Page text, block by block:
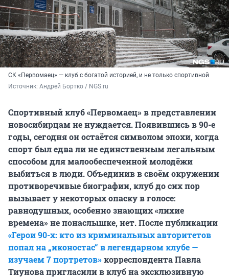
СК «Первомаец» — клуб с богатой историей, и не только спортивной
Источник: Андрей Бортко / NGS.ru
Спортивный клуб «Первомаец» в представлении
новосибирцам не нуждается. Появившись в 90-е
годы, сегодня он остаётся символом эпохи, когда
спорт был едва ли не единственным легальным
способом для малообеспеченной молодёжи
выбиться в люди. Объединив в своём окружении
противоречивые биографии, клуб до сих пор
вызывает у некоторых опаску в голосе:
равнодушных, особенно знающих «лихие
времена» не понаслышке, нет. После публикации
«Герои 90-х: кто из криминальных авторитетов
попал на „иконостас“ в легендарном клубе —
изучаем 7 портретов»корреспондента Павла
Тиунова пригласили в клуб на эксклюзивную